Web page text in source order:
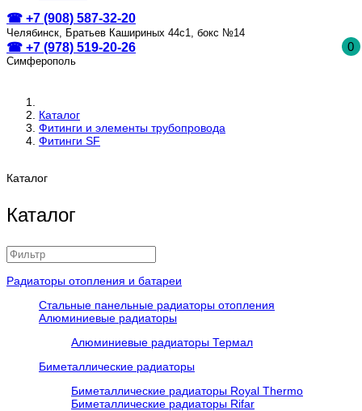
☎ +7 (908) 587-32-20
Челябинск, Братьев Кашириных 44с1, бокс №14
☎ +7 (978) 519-20-26
Симферополь
0
Каталог
Фитинги и элементы трубопровода
Фитинги SF
Каталог
Каталог
Радиаторы отопления и батареи
Стальные панельные радиаторы отопления
Алюминиевые радиаторы
Алюминиевые радиаторы Термал
Биметаллические радиаторы
Биметаллические радиаторы Royal Thermo
Биметаллические радиаторы Rifar